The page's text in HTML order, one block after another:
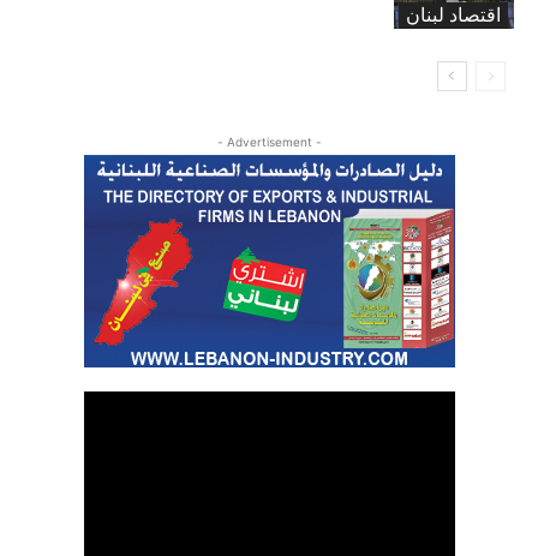
اقتصاد لبنان
- Advertisement -